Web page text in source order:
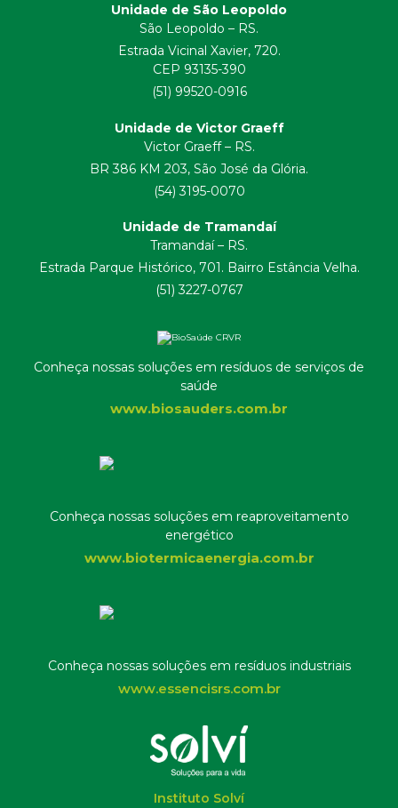
Unidade de São Leopoldo
São Leopoldo – RS.
Estrada Vicinal Xavier, 720.
CEP 93135-390
(51) 99520-0916
Unidade de Victor Graeff
Victor Graeff – RS.
BR 386 KM 203, São José da Glória.
(54) 3195-0070
Unidade de Tramandaí
Tramandaí – RS.
Estrada Parque Histórico, 701. Bairro Estância Velha.
(51) 3227-0767
Conheça nossas soluções em resíduos de serviços de
saúde
www.biosauders.com.br
Conheça nossas soluções em reaproveitamento
energético
www.biotermicaenergia.com.br
Conheça nossas soluções em resíduos industriais
www.essencisrs.com.br
Instituto Solví